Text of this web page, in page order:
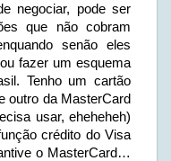
negociar, pode ser
que não cobram
senão eles
fazer um esquema
Tenho um cartão
outro da MasterCard
usar, eheheheh)
crédito do Visa
o MasterCard…